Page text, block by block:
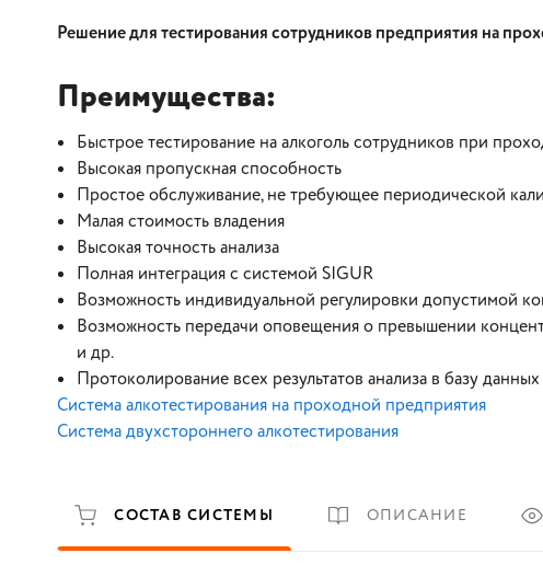
Решение для тестирования сотрудников предприятия на
Преимущества:
Быстрое тестирование на алкоголь сотрудников при
Высокая пропускная способность
Простое обслуживание, не требующее периодической
Малая стоимость владения
Высокая точность анализа
Полная интеграция с системой SIGUR
Возможность индивидуальной регулировки допустимой
Возможность передачи оповещения о превышении
и др.
Протоколирование всех результатов анализа в базу
Система алкотестирования на проходной предприятия
Система двухстороннего алкотестирования
СОСТАВ СИСТЕМЫ ОПИСАНИЕ